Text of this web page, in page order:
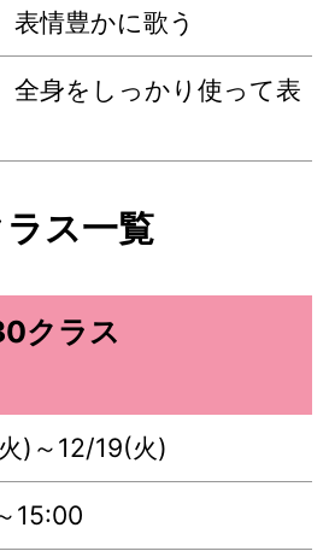
情豊かに歌う
身をしっかり使って表
ス一覧
クラス
)～12/19(火)
15:00